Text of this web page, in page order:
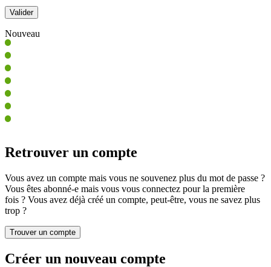
Nouveau
Retrouver un compte
Vous avez un compte mais vous ne souvenez plus du mot de passe ?
Vous êtes abonné-e mais vous vous connectez pour la première
fois ? Vous avez déjà créé un compte, peut-être, vous ne savez plus
trop ?
Créer un nouveau compte